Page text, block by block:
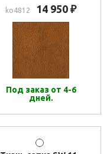
ko4812 14 950 ₽
Под заказ от 4-6
дней.